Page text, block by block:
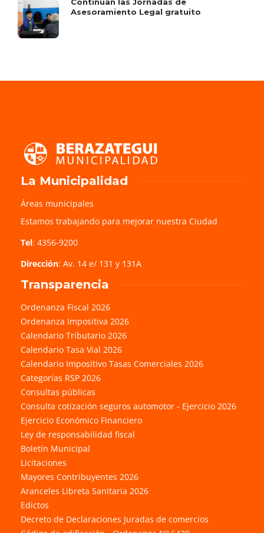
Asesoramiento Legal gratuito
La Municipalidad
Áreas municipales
Estamos trabajando para mejorar nuestra Ciudad
Tel: 4356-9200
Dirección: Av. 14 e/ 131 y 131A
Transparencia
Ordenanza Fiscal 2026
Ordenanza Impositiva 2026
Calendario Tributario 2026
Calendario Tasa Vial 2026
Calendario Impositivo Tasas Comerciales 2026
Categorías RSP 2026
Consultas públicas
Consulta cotización seguros automotor - Ejercicio 2026
Ejercicio Económico Financiero
Ley de responsabilidad fiscal
Boletín Municipal
Licitaciones
Mayores Contribuyentes 2026
Aranceles Libreta Sanitaria 2026
Edictos
Decreto de Declaraciones Juradas de comercios